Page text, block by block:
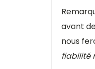
avant
nous
fiabilité